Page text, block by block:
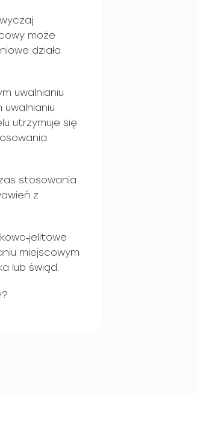
może
działa
uwalnianiu
uwalnianiu
utrzymuje się
stosowania
z
miejscowym
lub świąd.